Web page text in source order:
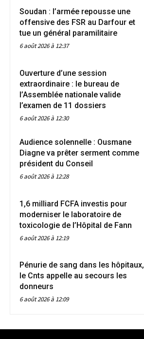
Soudan : l’armée repousse une
offensive des FSR au Darfour et
tue un général paramilitaire
6 août 2026 à 12:37
Ouverture d’une session
extraordinaire : le bureau de
l’Assemblée nationale valide
l’examen de 11 dossiers
6 août 2026 à 12:30
Audience solennelle : Ousmane
Diagne va prêter serment comme
président du Conseil
6 août 2026 à 12:28
1,6 milliard FCFA investis pour
moderniser le laboratoire de
toxicologie de l’Hôpital de Fann
6 août 2026 à 12:19
Pénurie de sang dans les hôpitaux,
le Cnts appelle au secours les
donneurs
6 août 2026 à 12:09